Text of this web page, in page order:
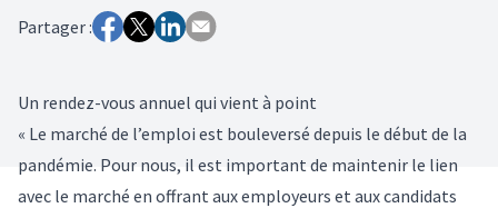
Partager :
Un rendez-vous annuel qui vient à point
« Le marché de l’emploi est bouleversé depuis le début de la
pandémie. Pour nous, il est important de maintenir le lien
avec le marché en offrant aux employeurs et aux candidats